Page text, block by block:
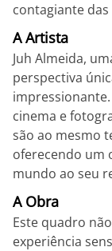
contagiante
A Artista
Juh Almeida,
perspectiva
cinema e
são ao mesmo
oferecendo um
mundo ao seu
A Obra
Este quadro
experiência